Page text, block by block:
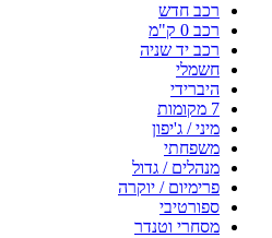
רכב חדש
רכב 0 ק"מ
רכב יד שניה
חשמלי
היברידי
7 מקומות
מיני / ג'יפון
משפחתי
מנהלים / גדול
פרימיום / יוקרה
ספורטיבי
מסחרי וטנדר